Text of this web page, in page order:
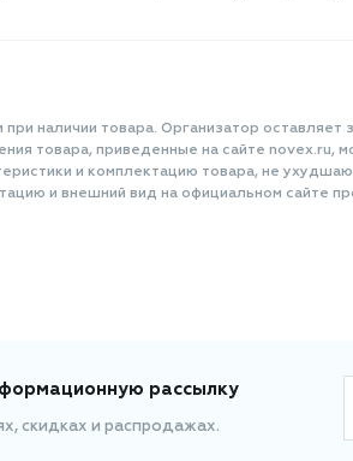
наличии товара. Организатор
товара, приведенные на сайте novex.ru,
и комплектацию товара, не
и внешний вид на официальном сайте
рассылку
скидках и распродажах.